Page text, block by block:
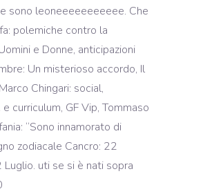
sono leoneeeeeeeeeee. Che
polemiche contro la
e Donne, anticipazioni
Un misterioso accordo, Il
Chingari: social,
curriculum, GF Vip, Tommaso
“Sono innamorato di
zodiacale Cancro: 22
Luglio. uti se si è nati sopra